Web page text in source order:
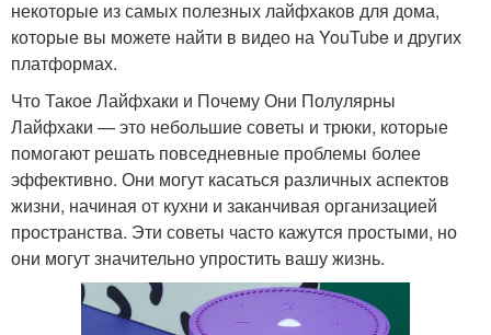
некоторые из самых полезных лайфхаков для дома,
которые вы можете найти в видео на YouTube и других
платформах.
Что Такое Лайфхаки и Почему Они Полулярны
Лайфхаки — это небольшие советы и трюки, которые
помогают решать повседневные проблемы более
эффективно. Они могут касаться различных аспектов
жизни, начиная от кухни и заканчивая организацией
пространства. Эти советы часто кажутся простыми, но
они могут значительно упростить вашу жизнь.